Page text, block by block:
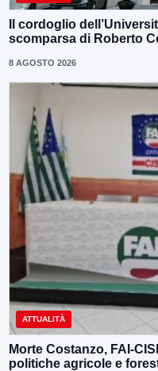
Il cordoglio
scomparsa di Roberto
8 AGOSTO 2026
ATTUALITÀ
Morte Costanzo, FAI-
politiche agricole e